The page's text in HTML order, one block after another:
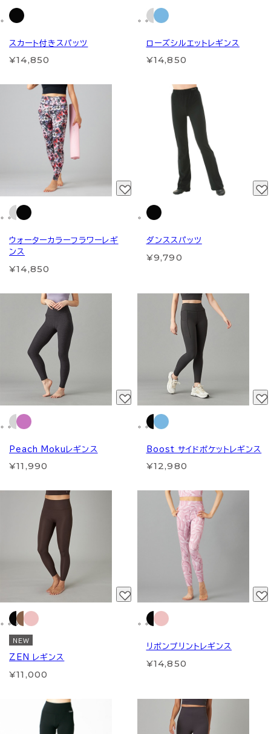
スカート付きスパッツ
¥14,850
ローズシルエットレギンス
¥14,850
ウォーターカラーフラワーレギ
ンス
¥14,850
ダンススパッツ
¥9,790
Peach Mokuレギンス
¥11,990
Boost サイドポケットレギンス
¥12,980
NEW
ZEN レギンス
¥11,000
リボンプリントレギンス
¥14,850